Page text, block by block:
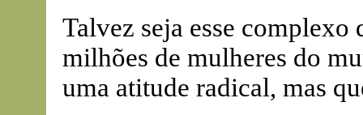
Talvez seja esse complexo
milhões de mulheres do
uma atitude radical, mas